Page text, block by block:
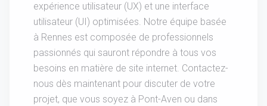
expérience utilisateur (UX) et une interface
utilisateur (UI) optimisées. Notre équipe basée
à Rennes est composée de professionnels
passionnés qui sauront répondre à tous vos
besoins en matière de site internet. Contactez-
nous dès maintenant pour discuter de votre
projet, que vous soyez à Pont-Aven ou dans